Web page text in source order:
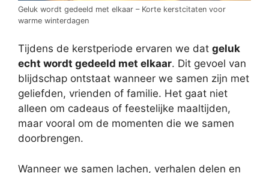
Geluk wordt gedeeld met elkaar – Korte kerstcitaten voor
warme winterdagen
Tijdens de kerstperiode ervaren we dat geluk
echt wordt gedeeld met elkaar. Dit gevoel van
blijdschap ontstaat wanneer we samen zijn met
geliefden, vrienden of familie. Het gaat niet
alleen om cadeaus of feestelijke maaltijden,
maar vooral om de momenten die we samen
doorbrengen.
Wanneer we samen lachen, verhalen delen en